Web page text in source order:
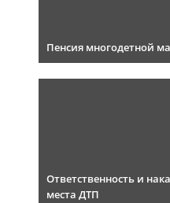
Пенсия многодетной
Ответственность и
места ДТП